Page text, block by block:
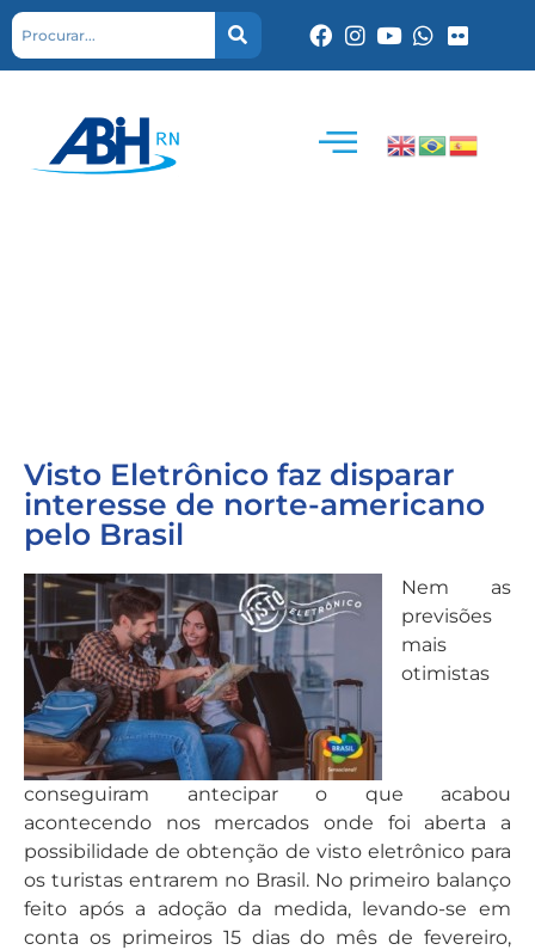
Visto Eletrônico faz disparar
interesse de norte-americano
pelo Brasil
Nem as
previsões
mais
otimistas
conseguiram antecipar o que acabou
acontecendo nos mercados onde foi aberta a
possibilidade de obtenção de visto eletrônico para
os turistas entrarem no Brasil. No primeiro balanço
feito após a adoção da medida, levando-se em
conta os primeiros 15 dias do mês de fevereiro,